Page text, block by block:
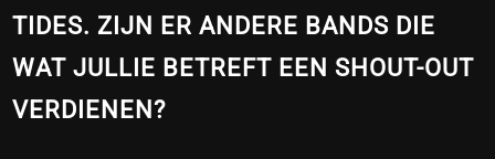
TIDES. ZIJN ER ANDERE BANDS DIE
WAT JULLIE BETREFT EEN SHOUT-OUT
VERDIENEN?